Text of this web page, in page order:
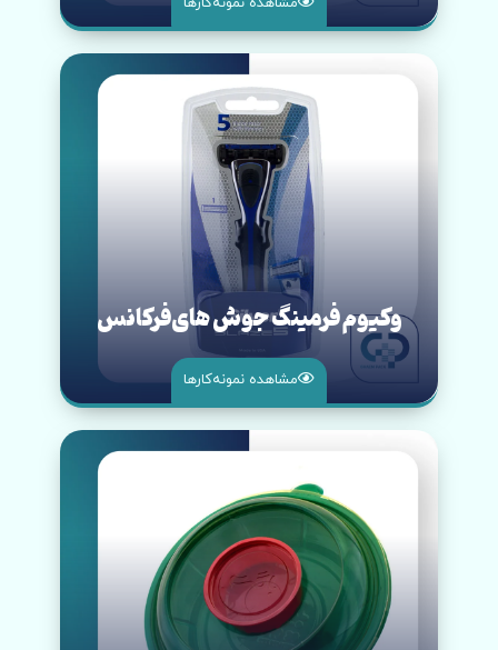
وکیوم فرمینگ جوش های‌فرکانس
مشاهده نمونه‌کار‌ها